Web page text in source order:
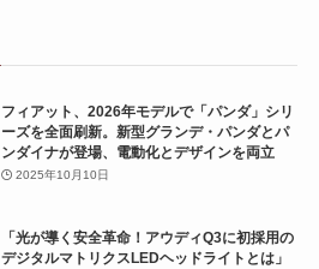
フィアット、2026年モデルで「パンダ」シリ
ーズを全面刷新。新型グランデ・パンダとパ
ンダイナが登場、電動化とデザインを両立
2025年10月10日
「光が導く安全革命！アウディQ3に初採用の
デジタルマトリクスLEDヘッドライトとは」